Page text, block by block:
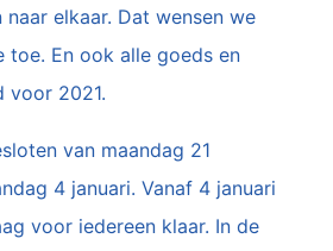
elkaar. Dat wensen we
toe. En ook alle goeds en
voor 2021.
van maandag 21
4 januari. Vanaf 4 januari
voor iedereen klaar. In de